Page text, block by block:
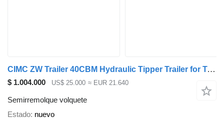
CIMC ZW Trailer 40CBM Hydraulic Tipper Trailer for Tanzania
$ 1.004.000 US$ 25.000 ≈ EUR 21.640
Semirremolque volquete
Estado nuevo